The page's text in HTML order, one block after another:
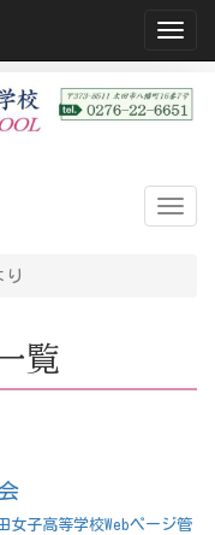
り
覧
女子高等学校Webページ管